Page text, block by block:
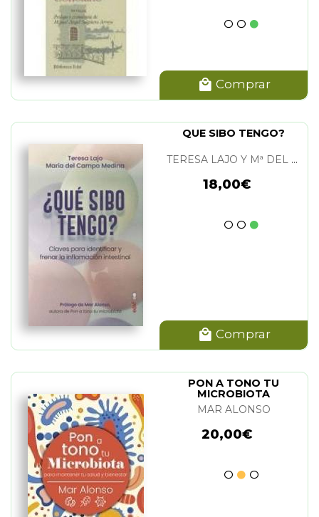
Comprar
QUE SIBO TENGO?
TERESA LAJO Y Mª DEL CAMPO MEDINA
18,00€
Comprar
PON A TONO TU
MICROBIOTA
MAR ALONSO
20,00€